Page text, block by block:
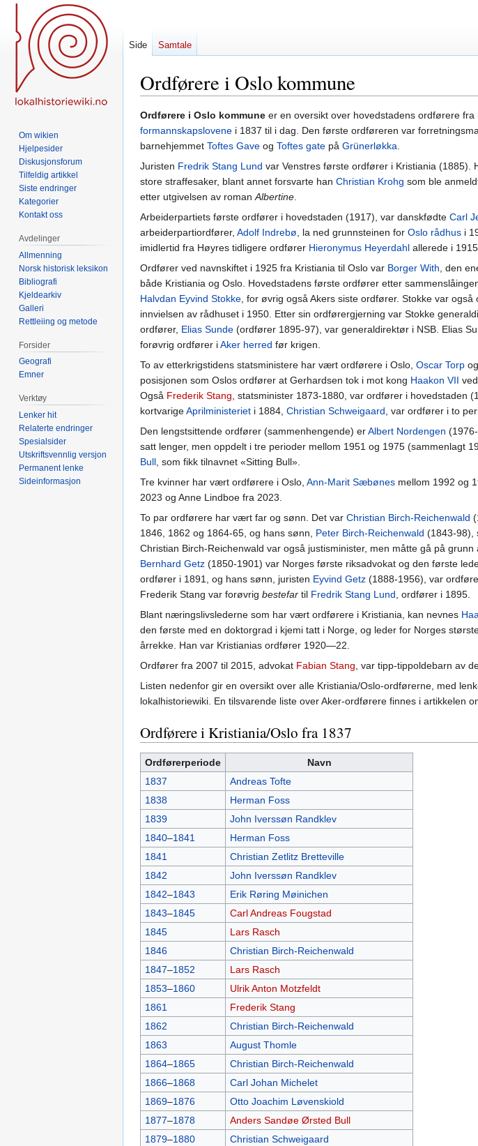
Ordførere i Oslo kommune
Hopp
til
navigering
Hopp
til
søk
Ordførere i Oslo kommune er en oversikt over hovedstadens ordførere fra
formannskapslovene i 1837 til i dag. Den første ordføreren var
barnehjemmet Toftes Gave og Toftes gate på Grünerløkka.
Juristen Fredrik Stang Lund var Venstres første ordfører i Kristiania (1885).
store straffesaker, blant annet forsvarte han Christian Krohg som ble
etter utgivelsen av romanAlbertine.
Arbeiderpartiets første ordfører i hovedstaden (1917), var danskfødte Carl
arbeiderpartiordfører, Adolf Indrebø, la ned grunnsteinen for Oslo rådhus i
imidlertid fra Høyres tidligere ordfører Hieronymus Heyerdahl allerede i
Ordfører ved navnskiftet i 1925 fra Kristiania til Oslo var Borger With, den
både Kristiania og Oslo. Hovedstadens første ordfører etter
Halvdan Eyvind Stokke, for øvrig også Akers siste ordfører. Stokke var
innvielsen av rådhuset i 1950. Etter sin ordførergjerning var Stokke
ordfører, Elias Sunde (ordfører 1895-97), var generaldirektør i NSB. Elias
forøvrig ordfører iAker herred før krigen.
To av etterkrigstidens statsministere har vært ordførere i Oslo, Oscar Torp og
posisjonen som Oslos ordfører at Gerhardsen tok i mot kong Haakon VII
Også Frederik Stang, statsminister 1873-1880, var ordfører i hovedstaden
kortvarigeAprilministeriet i 1884, Christian Schweigaard, var ordfører i to
Den lengstsittende ordfører (sammenhengende) erAlbert Nordengen
satt lenger, men oppdelt i tre perioder mellom 1951 og 1975 (sammenlagt
Bull, som fikk tilnavnet «Sitting Bull».
Tre kvinner har vært ordførere i Oslo, Ann-Marit Sæbønes mellom 1992 og
2023 og Anne Lindboe fra 2023.
To par ordførere har vært far og sønn. Det var Christian Birch-Reichenwald
1846, 1862 og 1864-65, og hans sønn, Peter Birch-Reichenwald (1843-98),
Christian Birch-Reichenwald var også justisminister, men måtte gå på
Bernhard Getz (1850-1901) var Norges første riksadvokat og den første
ordfører i 1891, og hans sønn, juristen Eyvind Getz (1888-1956), var
Frederik Stang var forøvrig bestefar til Fredrik Stang Lund, ordfører i 1895.
Blant næringslivslederne som har vært ordførere i Kristiania, kan nevnes
den første med en doktorgrad i kjemi tatt i Norge, og leder for Norges
årrekke. Han var Kristianias ordfører 1920—22.
Ordfører fra 2007 til 2015, advokat Fabian Stang, var tipp-tippoldebarn av
Listen nedenfor gir en oversikt over alle Kristiania/Oslo-ordførerne, med
lokalhistoriewiki. En tilsvarende liste over Aker-ordførere finnes i artikkelen
Ordførere i Kristiania/Oslo fra 1837
Ordførerperiode
Navn
1837
Andreas Tofte
1838
Herman Foss
1839
John Iverssøn Randklev
1840–1841
Herman Foss
1841
Christian Zetlitz Bretteville
1842
John Iverssøn Randklev
1842–1843
Erik Røring Møinichen
1843–1845
Carl Andreas Fougstad
1845
Lars Rasch
1846
Christian Birch-Reichenwald
1847–1852
Lars Rasch
1853–1860
Ulrik Anton Motzfeldt
1861
Frederik Stang
1862
Christian Birch-Reichenwald
1863
August Thomle
1864–1865
Christian Birch-Reichenwald
1866–1868
Carl Johan Michelet
1869–1876
Otto Joachim Løvenskiold
1877–1878
Anders Sandøe Ørsted Bull
1879–1880
Christian Schweigaard
Side Samtale
Om wikien
Hjelpesider
Diskusjonsforum
Tilfeldig artikkel
Siste endringer
Kategorier
Kontakt oss
Avdelinger
Allmenning
Norsk historisk leksikon
Bibliografi
Kjeldearkiv
Galleri
Rettleiing og metode
Forsider
Geografi
Emner
Verktøy
Lenker hit
Relaterte endringer
Spesialsider
Utskriftsvennlig versjon
Permanent lenke
Sideinformasjon